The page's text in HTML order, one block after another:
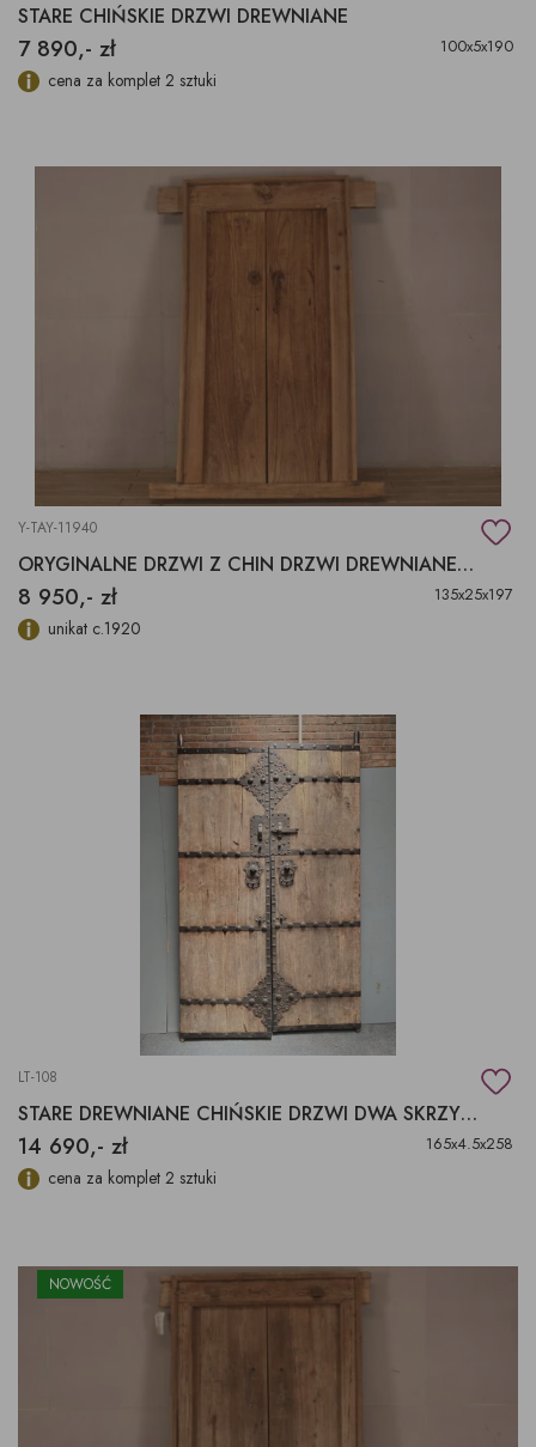
STARE CHIŃSKIE DRZWI DREWNIANE
7 890,- zł 100x5x190
cena za komplet 2 sztuki
Y-TAY-11940
ORYGINALNE DRZWI Z CHIN DRZWI DREWNIANE W RAMIE
8 950,- zł 135x25x197
unikat c.1920
LT-108
STARE DREWNIANE CHIŃSKIE DRZWI DWA SKRZYDŁA
14 690,- zł 165x4.5x258
cena za komplet 2 sztuki
NOWOŚĆ